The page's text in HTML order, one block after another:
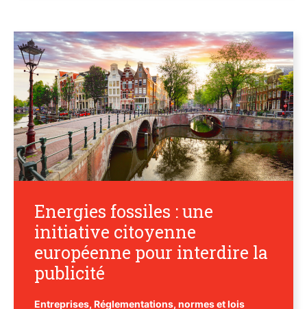
Energies fossiles : une
initiative citoyenne
européenne pour interdire la
publicité
Entreprises, Réglementations, normes et lois